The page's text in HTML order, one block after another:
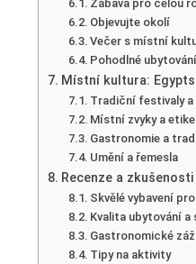
Zábava pro celou
Objevujte okolí
Večer s místní
Pohodlné
Místní kultura:
Tradiční festivaly a
Místní zvyky a
Gastronomie a
Umění a řemesla
Recenze a
Skvělé vybavení
Kvalita ubytování a
Gastronomické
Tipy na aktivity